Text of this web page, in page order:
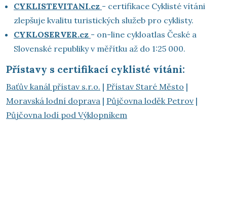
CYKLISTEVITANI.cz - certifikace Cyklisté vítáni
zlepšuje kvalitu turistických služeb pro cyklisty.
CYKLOSERVER.cz - on-line cykloatlas České a
Slovenské republiky v měřítku až do 1:25 000.
Přístavy s certifikací cyklisté vítáni:
Baťův kanál přístav s.r.o. | Přístav Staré Město |
Moravská lodní doprava | Půjčovna loděk Petrov |
Půjčovna lodí pod Výklopníkem